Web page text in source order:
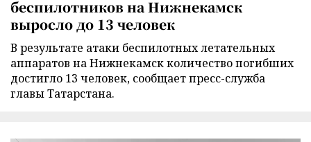
беспилотников на Нижнекамск
выросло до 13 человек
В результате атаки беспилотных летательных
аппаратов на Нижнекамск количество погибших
достигло 13 человек, сообщает пресс-служба
главы Татарстана.